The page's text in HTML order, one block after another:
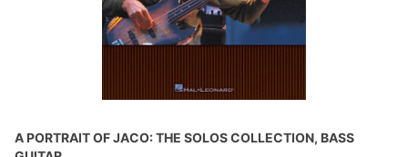
A PORTRAIT OF JACO: THE SOLOS COLLECTION, BASS